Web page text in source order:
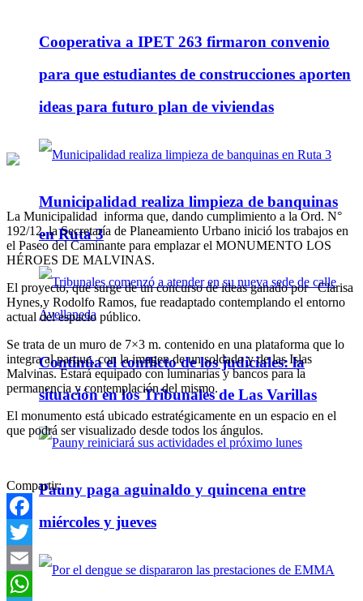
Cooperativa a IPET 263 firmaron convenio
para que estudiantes de construcciones aporten
ideas para futuro plan de viviendas
Municipalidad realiza limpieza de banquinas
en Ruta 3
Continúa el conflicto de los judiciales: la
situación en los Tribunales de Las Varillas
Pauny paga aguinaldo y quincena entre
miércoles y jueves
La Municipalidad informa que, dando cumplimiento a la Ord. N°
192/12, la Secretaría de Planeamiento Urbano inició los trabajos en
el Paseo del Caminante para emplazar el MONUMENTO LOS
HÉROES DE MALVINAS.
El proyecto, que surge de un concurso de ideas ganado por Clarisa
Hynes,y Rodolfo Ramos, fue readaptado contemplando el entorno
actual del espacio público.
Se trata de un muro de 7×3 m. contenido en una plataforma que lo
integra al parque, con la imagen de un soldado y de las Islas
Malvinas. Estará equipado con luminarias y bancos para la
permanencia y contemplación del mismo.
El monumento está ubicado estratégicamente en un espacio en el
que podrá ser visualizado desde todos los ángulos.
Compartir:
Facebook
Twitter
Email